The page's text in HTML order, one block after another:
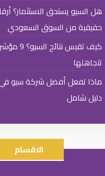
هل السيو يستحق الاستثمار؟
حقيقية من السوق السعودي
كيف تقيس
تتجاهلها
ماذا تفعل أفضل شركة سيو
دليل شامل
الاقسام